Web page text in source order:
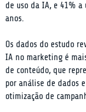
de uso da IA, e 41%
anos.
Os dados do estudo
IA no marketing é
de conteúdo, que
por análise de dados
otimização de